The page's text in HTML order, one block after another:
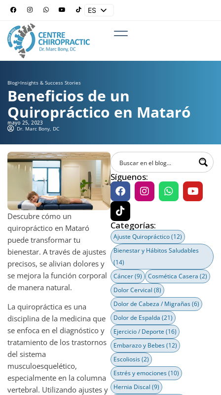
ES
Blog>Insights & Success Stories
Beneficios de un
Quiropráctico en Mataró
mayo 25, 2023
Dr. Marc Bony, DC
Descubre cómo un
quiropráctico en Mataró
puede transformar tu
bienestar. A través de ajustes
precisos, se alivian dolores y
se mejora la función corporal
de manera natural.
La quiropráctica es una
disciplina de la medicina que
se enfoca en el diagnóstico y
tratamiento de los trastornos
del sistema
musculoesquelético,
especialmente en la columna
vertebral. Utilizando ajustes y
Síguenos:
Categorías:
Ajuste Quiropráctico(12)
Bienestar y Hábitos Saludables
(14)
Cáncer(9) Cosmética Casera (2)
Dolor Cervical (8)
Dolor de Cabeza / Migrañas(6)
Dolor de Espalda (21)
Ejercicio / Deporte (16)
Embarazo y Bebes(12)
Escoliosis(2)
Estrés y emociones(10)
Hernia Discal (9)